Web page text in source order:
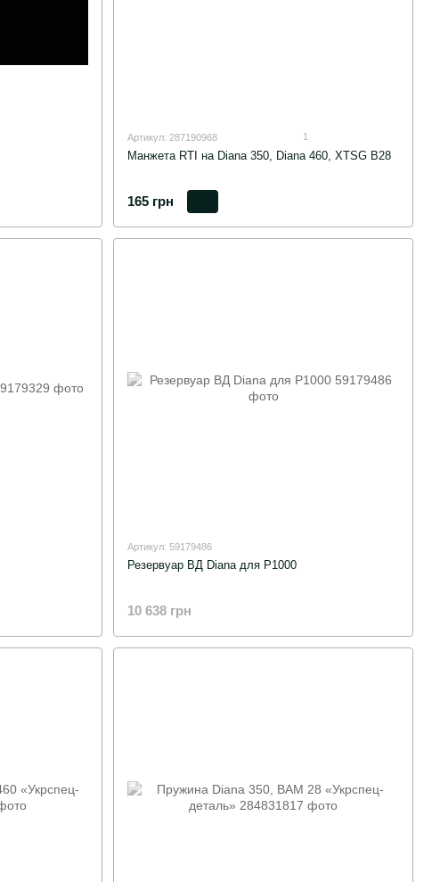
Артикул: 287190968 1
Манжета RTI на Diana 350, Diana 460, XTSG B28
165 грн
Артикул: 59179486
Резервуар ВД Diana для Р1000
10 638 грн